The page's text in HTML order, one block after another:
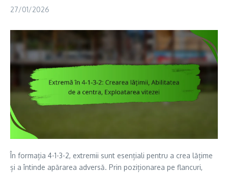
27/01/2026
În formația 4-1-3-2, extremii sunt esențiali pentru a crea lățime
și a întinde apărarea adversă. Prin poziționarea pe flancuri,